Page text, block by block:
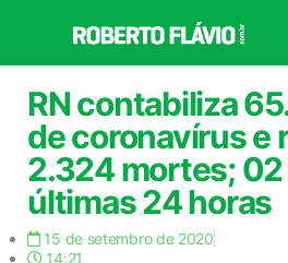
o
conteúdo
RN contabiliza
de coronavírus e
2.324 mortes;
últimas 24 horas
15 de setembro de 2020
14:21